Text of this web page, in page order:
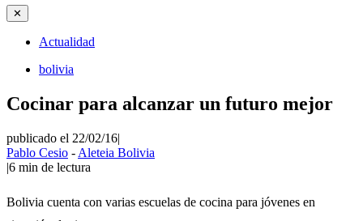
✕
Actualidad
bolivia
Cocinar para alcanzar un futuro mejor
publicado el 22/02/16|
Pablo Cesio - Aleteia Bolivia
|6 min de lectura
Bolivia cuenta con varias escuelas de cocina para jóvenes en